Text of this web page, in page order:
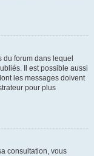
du forum dans lequel
Il est possible aussi
les messages doivent
pour plus
consultation, vous